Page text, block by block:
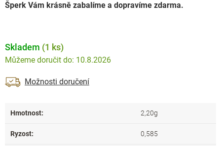
Šperk Vám krásně zabalíme a dopravíme zdarma.
Skladem (1 ks)
10.8.2026
Možnosti doručení
Hmotnost: 2,20g
Ryzost: 0,585